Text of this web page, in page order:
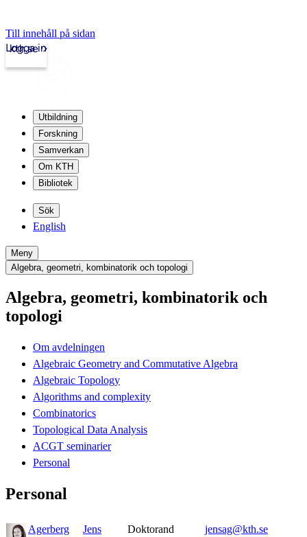
Till innehåll på sidan
kth.se
Logga in
Utbildning
Forskning
Samverkan
Om KTH
Bibliotek
Sök
English
Meny
Algebra, geometri, kombinatorik och topologi
Algebra, geometri, kombinatorik och
topologi
Om avdelningen
Algebraic Geometry and Commutative Algebra
Algebraic Topology
Algorithms and complexity
Combinatorics
Topological Data Analysis
ACGT seminarier
Personal
Personal
Agerberg Jens Doktorand jensag@kth.se